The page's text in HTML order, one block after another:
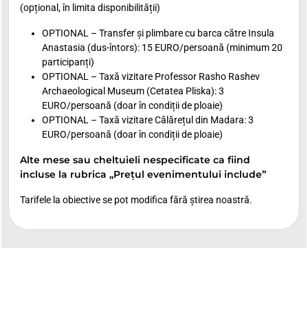
(opțional, în limita disponibilității)
OPTIONAL – Transfer și plimbare cu barca către Insula
Anastasia (dus-întors): 15 EURO/persoană (minimum 20
participanți)
OPTIONAL – Taxă vizitare Professor Rasho Rashev
Archaeological Museum (Cetatea Pliska): 3
EURO/persoană (doar în condiții de ploaie)
OPTIONAL – Taxă vizitare Călărețul din Madara: 3
EURO/persoană (doar în condiții de ploaie)
Alte mese sau cheltuieli nespecificate ca fiind
incluse la rubrica „Prețul evenimentului include”
Tarifele la obiective se pot modifica fără știrea noastră.